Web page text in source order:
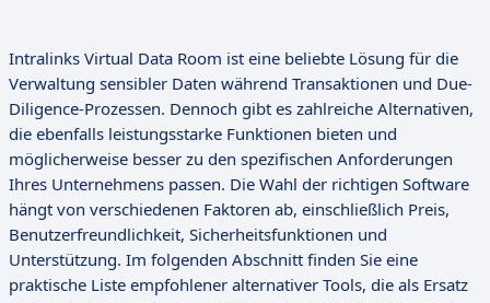
Intralinks Virtual Data Room ist eine beliebte Lösung für die
Verwaltung sensibler Daten während Transaktionen und Due-
Diligence-Prozessen. Dennoch gibt es zahlreiche Alternativen,
die ebenfalls leistungsstarke Funktionen bieten und
möglicherweise besser zu den spezifischen Anforderungen
Ihres Unternehmens passen. Die Wahl der richtigen Software
hängt von verschiedenen Faktoren ab, einschließlich Preis,
Benutzerfreundlichkeit, Sicherheitsfunktionen und
Unterstützung. Im folgenden Abschnitt finden Sie eine
praktische Liste empfohlener alternativer Tools, die als Ersatz